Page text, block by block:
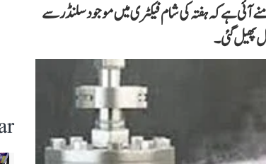
آئی ہے کہ ہفتہ کی شام فیکٹری میں موجود سلنڈر سے
پھیل گئی۔